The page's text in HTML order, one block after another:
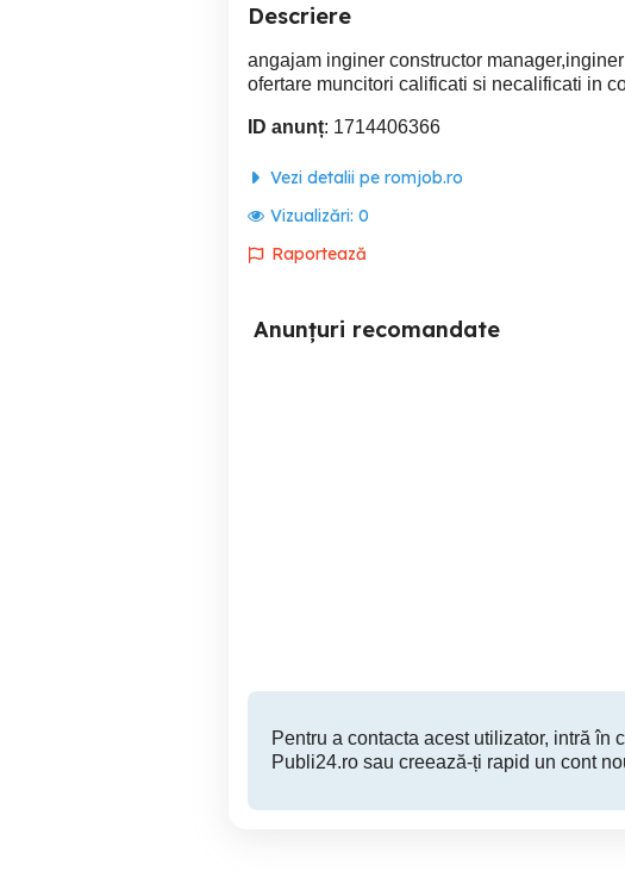
Descriere
angajam inginer constructor
ofertare muncitori calificati si necalificati in
ID anunț: 1714406366
Vezi detalii pe romjob.ro
Vizualizări: 0
Raportează
Anunțuri recomandate
Pentru a contacta acest utilizator, intră în
Publi24.ro sau creează-ți rapid un cont